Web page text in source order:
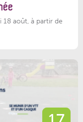
18 août, à partir de